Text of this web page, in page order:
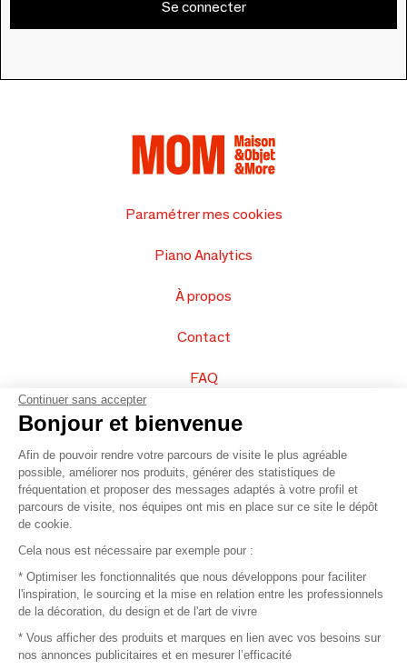
Se connecter
Paramétrer mes cookies
Piano Analytics
À propos
Contact
FAQ
Vendez vos produits
Plan du site
© 2016 –Organisation SAFI
Recrutement
Continuer sans accepter
Bonjour et bienvenue
Afin de pouvoir rendre votre parcours de visite le plus agréable
possible, améliorer nos produits, générer des statistiques de
fréquentation et proposer des messages adaptés à votre profil et
parcours de visite, nos équipes ont mis en place sur ce site le dépôt
de cookie.
Cela nous est nécessaire par exemple pour :
* Optimiser les fonctionnalités que nous développons pour faciliter
l'inspiration, le sourcing et la mise en relation entre les professionnels
de la décoration, du design et de l'art de vivre
* Vous afficher des produits et marques en lien avec vos besoins sur
nos annonces publicitaires et en mesurer l’efficacité